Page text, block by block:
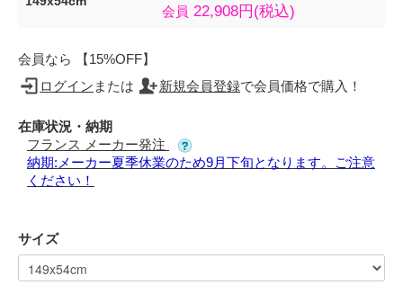
会員 22,908円(税込)
会員なら 【15%OFF】
ログイン または 新規会員登録で会員価格で購入！
在庫状況・納期
フランス メーカー発注
納期:メーカー夏季休業のため9月下旬となります。ご注意
ください！
サイズ